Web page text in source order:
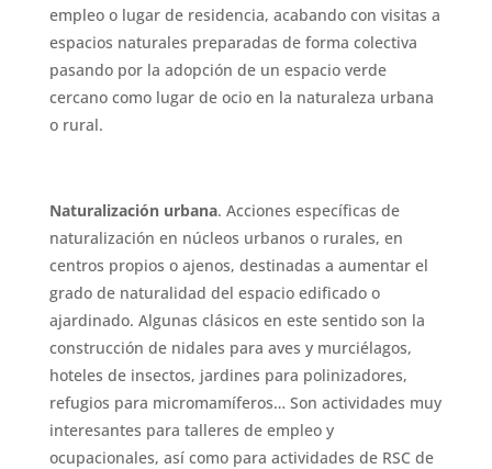
empleo o lugar de residencia, acabando con visitas a
espacios naturales preparadas de forma colectiva
pasando por la adopción de un espacio verde
cercano como lugar de ocio en la naturaleza urbana
o rural.
Naturalización urbana. Acciones específicas de
naturalización en núcleos urbanos o rurales, en
centros propios o ajenos, destinadas a aumentar el
grado de naturalidad del espacio edificado o
ajardinado. Algunas clásicos en este sentido son la
construcción de nidales para aves y murciélagos,
hoteles de insectos, jardines para polinizadores,
refugios para micromamíferos… Son actividades muy
interesantes para talleres de empleo y
ocupacionales, así como para actividades de RSC de